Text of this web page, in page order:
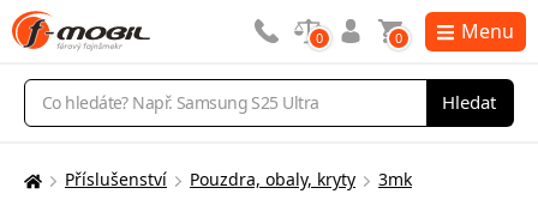
Vyhledávání
Hledat
0 0 Menu
Zde
Příslušenství Pouzdra, obaly, kryty 3mk